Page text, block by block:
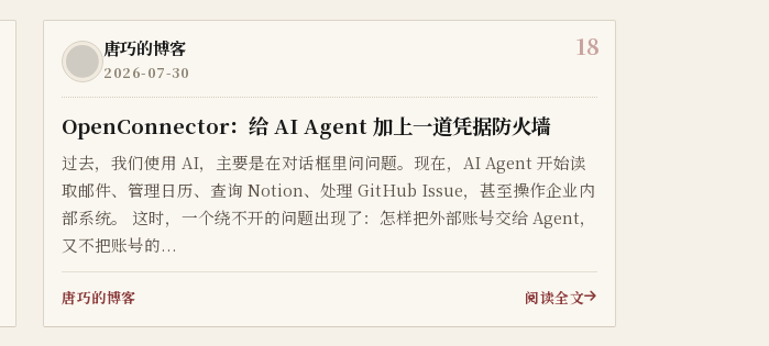
18
唐巧的博客
2026-07-30
OpenConnector：给 AI Agent 加上一道凭据防火墙
过去，我们使用 AI，主要是在对话框里问问题。现在，AI Agent 开始读
取邮件、管理日历、查询 Notion、处理 GitHub Issue，甚至操作企业内
部系统。 这时，一个绕不开的问题出现了：怎样把外部账号交给 Agent，
又不把账号的...
唐巧的博客 阅读全文